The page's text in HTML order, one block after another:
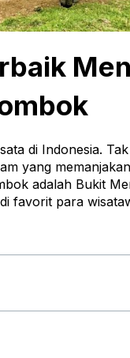
di Indonesia.
yang
adalah Bukit
favorit para